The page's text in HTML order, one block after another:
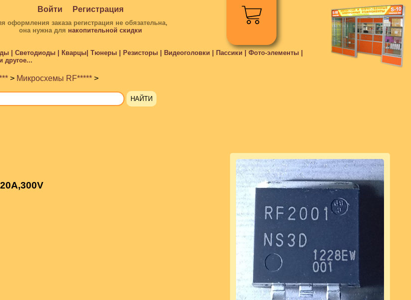
Войти Регистрация
оформления заказа регистрация не обязательна,
она нужна для накопительной скидки
| Светодиоды | Кварцы| Тюнеры | Резисторы | Видеоголовки | Пассики | Фото-элементы |
другое...
> Микросхемы RF***** >